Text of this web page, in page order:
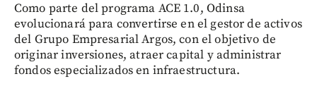
Como parte del programa ACE 1.0, Odinsa
evolucionará para convertirse en el gestor de activos
del Grupo Empresarial Argos, con el objetivo de
originar inversiones, atraer capital y administrar
fondos especializados en infraestructura.